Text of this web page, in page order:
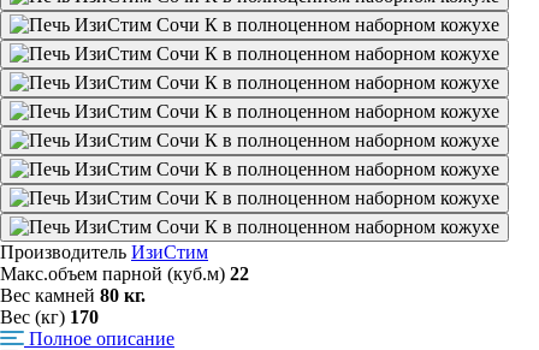
Производитель ИзиСтим
Макс.объем парной (куб.м) 22
Вес камней 80 кг.
Вес (кг) 170
Полное описание